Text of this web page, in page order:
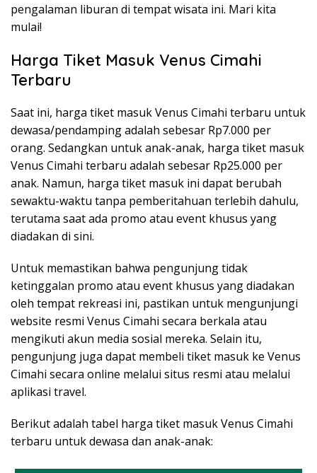
pengalaman liburan di tempat wisata ini. Mari kita
mulai!
Harga Tiket Masuk Venus Cimahi
Terbaru
Saat ini, harga tiket masuk Venus Cimahi terbaru untuk
dewasa/pendamping adalah sebesar Rp7.000 per
orang. Sedangkan untuk anak-anak, harga tiket masuk
Venus Cimahi terbaru adalah sebesar Rp25.000 per
anak. Namun, harga tiket masuk ini dapat berubah
sewaktu-waktu tanpa pemberitahuan terlebih dahulu,
terutama saat ada promo atau event khusus yang
diadakan di sini.
Untuk memastikan bahwa pengunjung tidak
ketinggalan promo atau event khusus yang diadakan
oleh tempat rekreasi ini, pastikan untuk mengunjungi
website resmi Venus Cimahi secara berkala atau
mengikuti akun media sosial mereka. Selain itu,
pengunjung juga dapat membeli tiket masuk ke Venus
Cimahi secara online melalui situs resmi atau melalui
aplikasi travel.
Berikut adalah tabel harga tiket masuk Venus Cimahi
terbaru untuk dewasa dan anak-anak: